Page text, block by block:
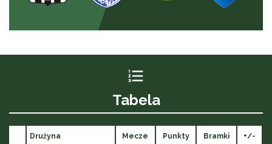
Tabela
Drużyna Mecze Punkty Bramki +/-